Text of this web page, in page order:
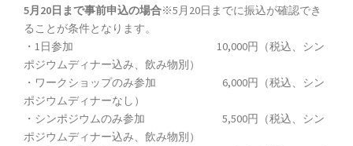
5月20日まで事前申込の場合※5月20日までに振込が確認でき
ることが条件となります。
・1日参加 10,000円（税込、シン
ポジウムディナー込み、飲み物別）
・ワークショップのみ参加 6,000円（税込、シン
ポジウムディナーなし）
・シンポジウムのみ参加 5,500円（税込、シン
ポジウムディナー込み、飲み物別）